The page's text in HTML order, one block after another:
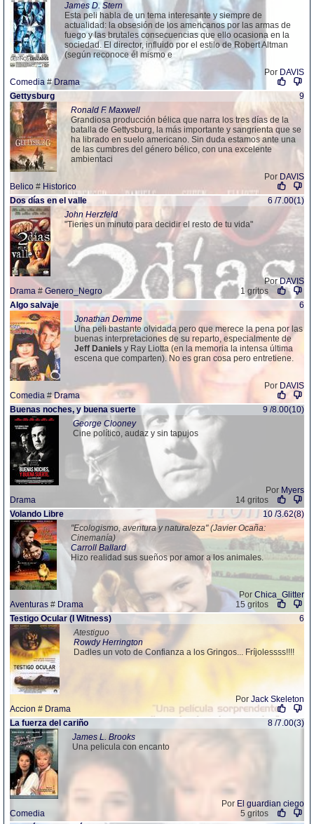
James D. Stern
Esta peli habla de un tema interesante y siempre de
actualidad: la obsesión de los americanos por las armas de
fuego y las brutales consecuencias que ello ocasiona en la
sociedad. El director, influido por el estilo de Robert Altman
(según reconoce él mismo e
Por DAVIS
Comedia#Drama
Gettysburg
9
Ronald F. Maxwell
Grandiosa producción bélica que narra los tres días de la
batalla de Gettysburg, la más importante y sangrienta que se
ha librado en suelo americano. Sin duda estamos ante una
de las cumbres del género bélico, con una excelente
ambientaci
Por DAVIS
Belico # Historico
Dos días en el valle
6 /7.00(1)
John Herzfeld
"Tienes un minuto para decidir el resto de tu vida"
Por DAVIS
Drama # Genero_Negro
1 gritos
Algo salvaje
6
Jonathan Demme
Una peli bastante olvidada pero que merece la pena por las
buenas interpretaciones de su reparto, especialmente de
Jeff Daniels y Ray Liotta (en la memoria la intensa última
escena que comparten). No es gran cosa pero entretiene.
Por DAVIS
Comedia #Drama
Buenas noches, y buena suerte
9 /8.00(10)
George Clooney
Cine político, audaz y sin tapujos
Por Myers
Drama
14 gritos
Volando Libre
10 /3.62(8)
"Ecologismo, aventura y naturaleza" (Javier Ocaña:
Cinemanía)
Carroll Ballard
Hizo realidad sus sueños por amor a los animales.
Por Chica_Glitter
Aventuras # Drama
15 gritos
Testigo Ocular (I Witness)
6
Atestiguo
Rowdy Herrington
Dadles un voto de Confianza a los Gringos... Fríjolessss!!!!
Por Jack Skeleton
Accion # Drama
La fuerza del cariño
8 /7.00(3)
James L. Brooks
Una pelicula con encanto
Por El guardian ciego
Comedia
5 gritos